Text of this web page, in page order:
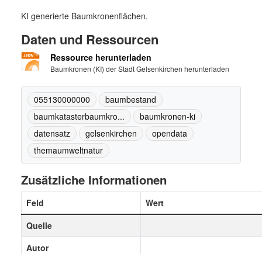
KI generierte Baumkronenflächen.
Daten und Ressourcen
Ressource herunterladen
Baumkronen (KI) der Stadt Gelsenkirchen herunterladen
055130000000
baumbestand
baumkatasterbaumkro...
baumkronen-ki
datensatz
gelsenkirchen
opendata
themaumweltnatur
Zusätzliche Informationen
Feld
Wert
Quelle
Autor